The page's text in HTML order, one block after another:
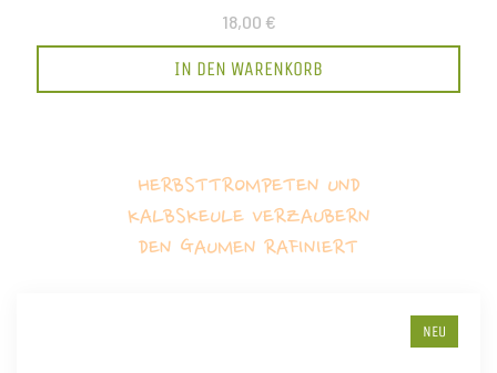
18,00 €
IN DEN WARENKORB
HERBSTTROMPETEN UND
KALBSKEULE VERZAUBERN
DEN GAUMEN RAFINIERT
NEU